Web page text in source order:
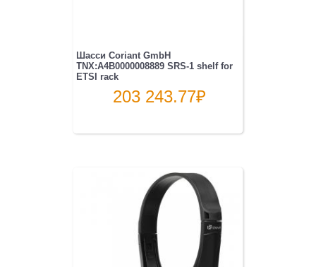
Шасси Coriant GmbH
TNX:A4B0000008889 SRS-1 shelf for
ETSI rack
203 243.77₽